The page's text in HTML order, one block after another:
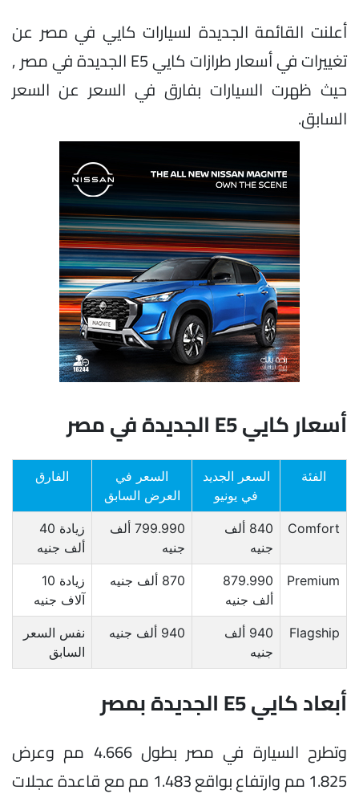
أعلنت القائمة الجديدة لسيارات كايي في مصر عن
تغييرات في أسعار طرازات كايي E5 الجديدة في مصر ,
حيث ظهرت السيارات بفارق في السعر عن السعر
السابق.
أسعار كايي E5 الجديدة في مصر
الفئة
السعر الجديد
في يونيو
السعر في
العرض السابق
الفارق
Comfort
840 ألف
جنيه
799.990 ألف
جنيه
زيادة 40
ألف جنيه
Premium
879.990
ألف جنيه
870 ألف جنيه
زيادة 10
آلاف جنيه
Flagship
940 ألف
جنيه
940 ألف جنيه
نفس السعر
السابق
أبعاد كايي E5 الجديدة بمصر
وتطرح السيارة في مصر بطول 4.666 مم وعرض
1.825 مم وارتفاع بواقع 1.483 مم مع قاعدة عجلات